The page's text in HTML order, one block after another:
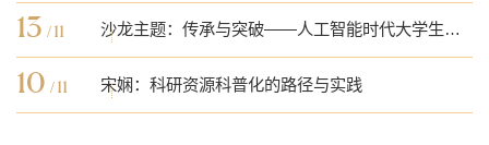
13 / 11 沙龙主题：传承与突破——人工智能时代大学生外语核心能力的培养
10 / 11 宋娴：科研资源科普化的路径与实践